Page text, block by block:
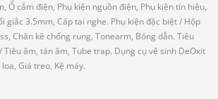
Ổ cắm điện, Phụ kiện nguồn điện, Phụ kiện tín hiệu,
giắc 3.5mm, Cáp tai nghe. Phụ kiện đặc biệt/ Hộp
Chân kê chống rung, Tonearm, Bóng dẫn. Tiêu
/ Tiêu âm, tán âm, Tube trap. Dụng cụ vệ sinh DeOxit
Giá treo, Kệ máy.